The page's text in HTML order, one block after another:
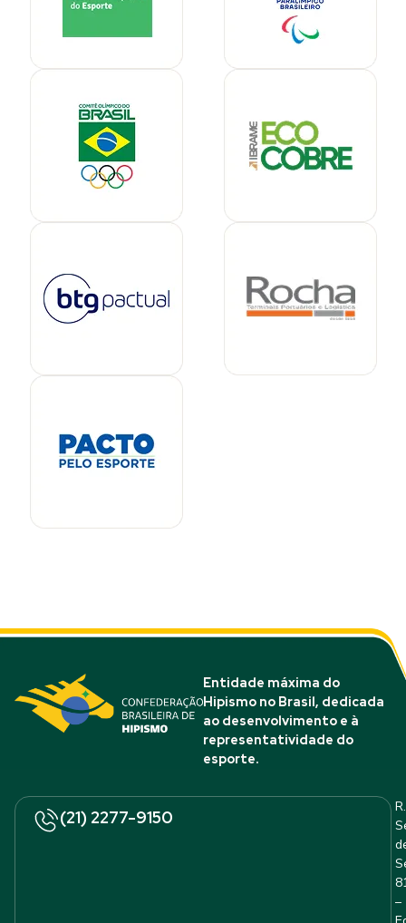
Entidade máxima do
Hipismo no Brasil, dedicada
ao desenvolvimento e à
representatividade do
esporte.
(21) 2277-9150
R.
–